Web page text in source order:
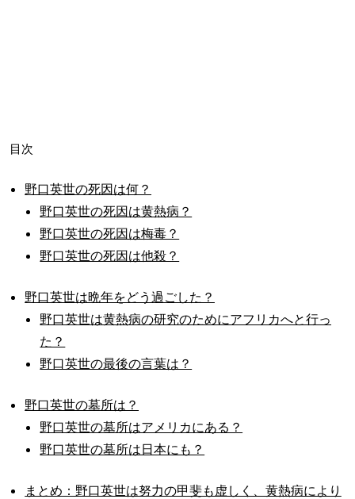
目次
野口英世の死因は何？
野口英世の死因は黄熱病？
野口英世の死因は梅毒？
野口英世の死因は他殺？
野口英世は晩年をどう過ごした？
野口英世は黄熱病の研究のためにアフリカへと行っ
た？
野口英世の最後の言葉は？
野口英世の墓所は？
野口英世の墓所はアメリカにある？
野口英世の墓所は日本にも？
まとめ：野口英世は努力の甲斐も虚しく、黄熱病により